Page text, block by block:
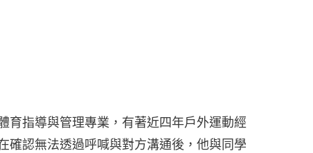
育指導與管理專業，有著近四年戶外運動經
確認無法透過呼喊與對方溝通後，他與同學